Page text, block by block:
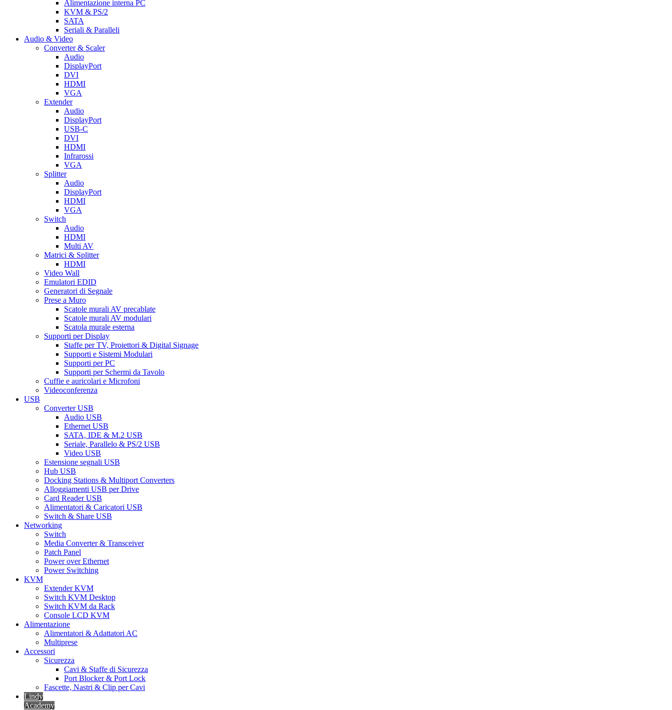
Alimentazione interna PC
KVM & PS/2
SATA
Seriali & Paralleli
Audio & Video
Converter & Scaler
Audio
DisplayPort
DVI
HDMI
VGA
Extender
Audio
DisplayPort
USB-C
DVI
HDMI
Infrarossi
VGA
Splitter
Audio
DisplayPort
HDMI
VGA
Switch
Audio
HDMI
Multi AV
Matrici & Splitter
HDMI
Video Wall
Emulatori EDID
Generatori di Segnale
Prese a Muro
Scatole murali AV precablate
Scatole murali AV modulari
Scatola murale esterna
Supporti per Display
Staffe per TV, Proiettori & Digital Signage
Supporti e Sistemi Modulari
Supporti per PC
Supporti per Schermi da Tavolo
Cuffie e auricolari e Microfoni
Videoconferenza
USB
Converter USB
Audio USB
Ethernet USB
SATA, IDE & M.2 USB
Seriale, Parallelo & PS/2 USB
Video USB
Estensione segnali USB
Hub USB
Docking Stations & Multiport Converters
Alloggiamenti USB per Drive
Card Reader USB
Alimentatori & Caricatori USB
Switch & Share USB
Networking
Switch
Media Converter & Transceiver
Patch Panel
Power over Ethernet
Power Switching
KVM
Extender KVM
Switch KVM Desktop
Switch KVM da Rack
Console LCD KVM
Alimentazione
Alimentatori & Adattatori AC
Multiprese
Accessori
Sicurezza
Cavi & Staffe di Sicurezza
Port Blocker & Port Lock
Fascette, Nastri & Clip per Cavi
Lindy
Academy